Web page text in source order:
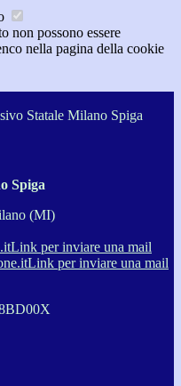
non possono essere
nella pagina della cookie
Statale Milano Spiga
Spiga
(MI)
Link per inviare una mail
Link per inviare una mail